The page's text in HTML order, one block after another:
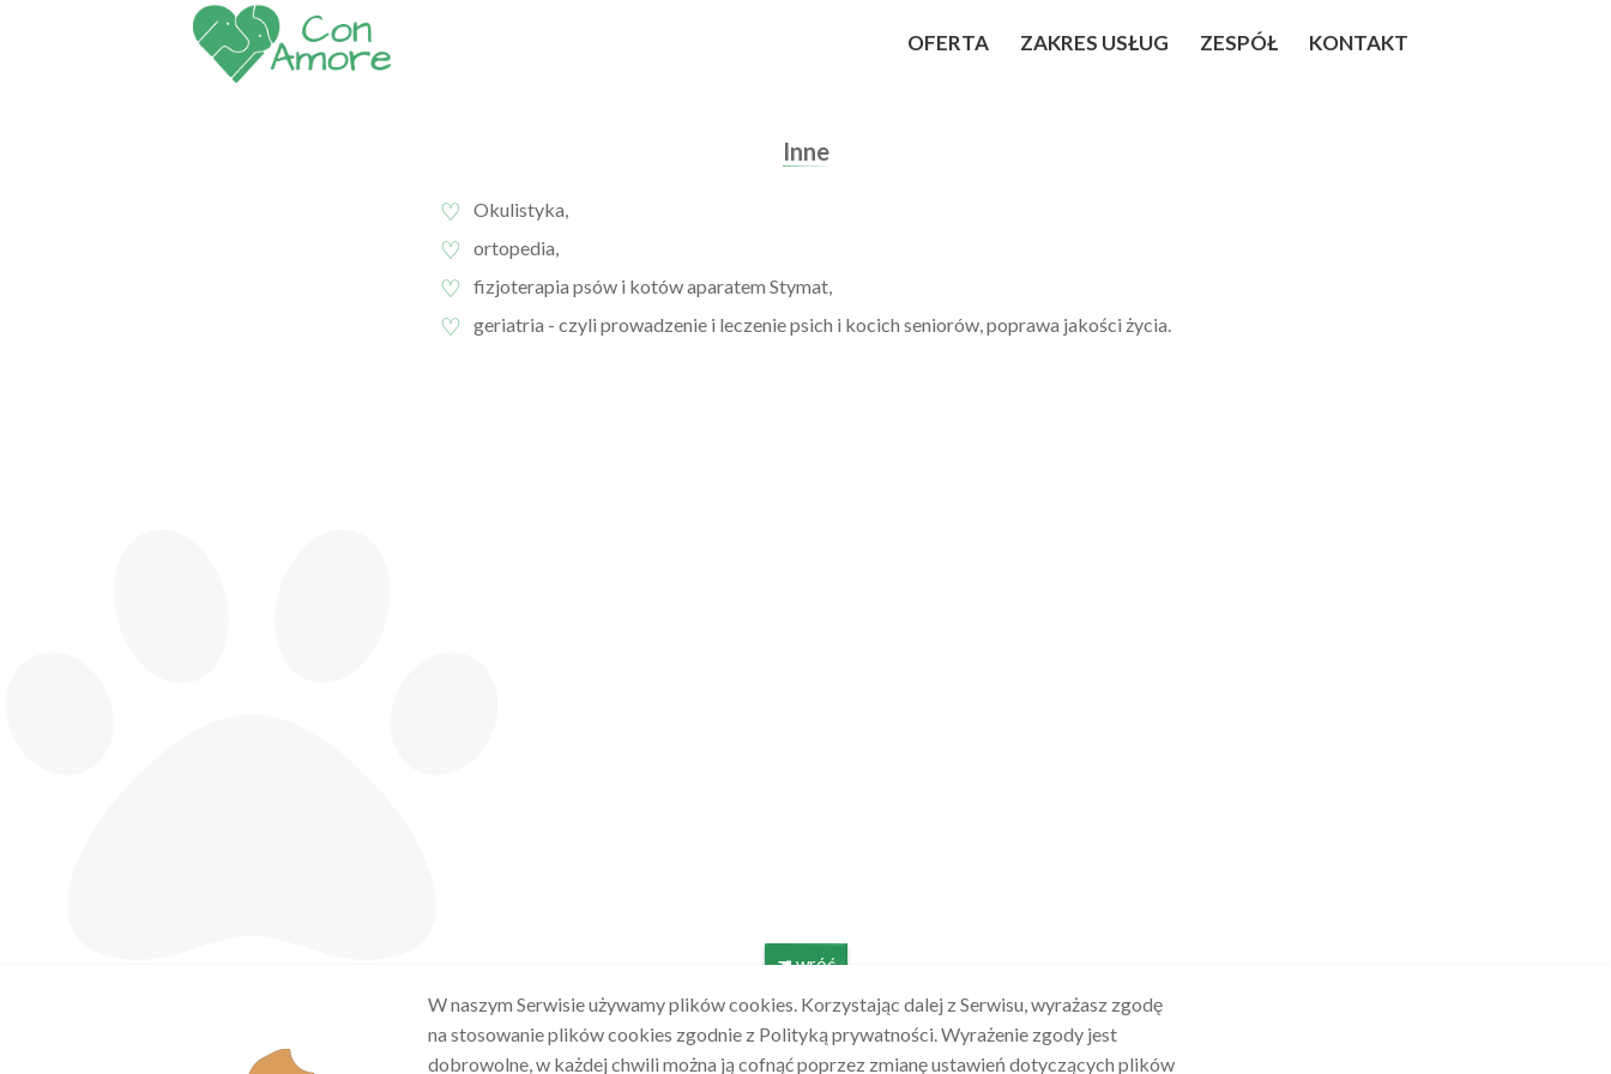
OFERTA ZAKRES USŁUG ZESPÓŁ KONTAKT
Inne
Okulistyka,
ortopedia,
fizjoterapia psów i kotów aparatem Stymat,
geriatria - czyli prowadzenie i leczenie psich i kocich seniorów, poprawa jakości życia.
☚ wróć
W naszym Serwisie używamy plików cookies. Korzystając dalej z Serwisu, wyrażasz zgodę
na stosowanie plików cookies zgodnie z Polityką prywatności. Wyrażenie zgody jest
dobrowolne, w każdej chwili można ją cofnąć poprzez zmianę ustawień dotyczących plików